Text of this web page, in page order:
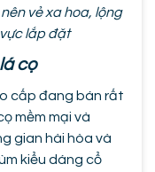
vẻ xa hoa, lộng
lắp đặt
cọ
cấp đang bán rất
mềm mại và
gian hài hòa và
kiểu dáng cổ